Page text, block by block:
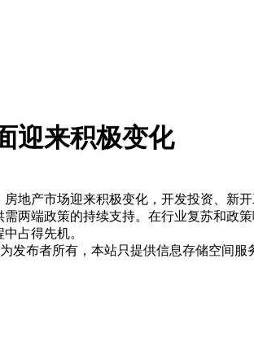
迎来积极变化
地产市场迎来积极变化，开发投资、新
两端政策的持续支持。在行业复苏和
占得先机。
发布者所有，本站只提供信息存储空间